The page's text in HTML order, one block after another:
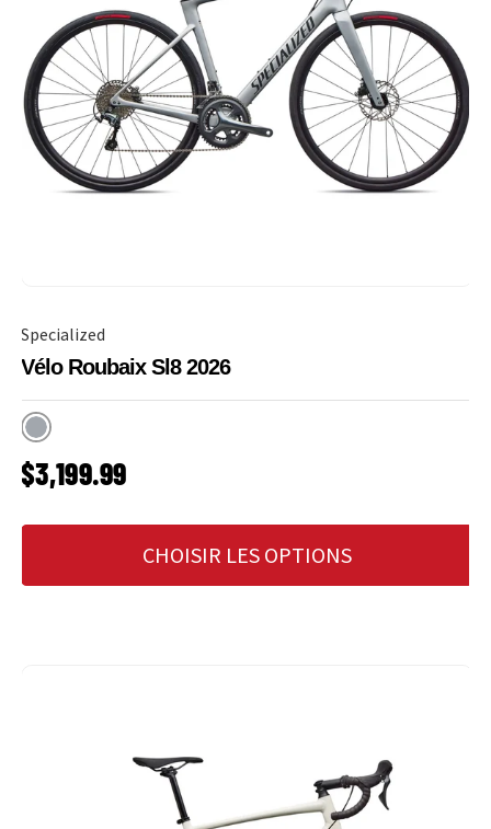
Specialized
Vélo Roubaix Sl8 2026
Satin Shadow Silver
PRIX HABITUEL
$3,199.99
CHOISIR LES OPTIONS